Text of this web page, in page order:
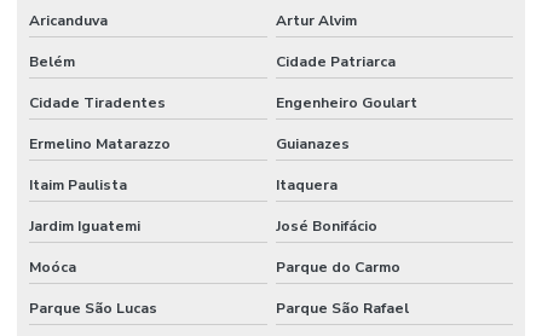
PATRIMONIAL
PATRIMONIAL
PESSOAL
CELEBRIDADES
SEGURANÇA
PARA
Aricanduva Artur Alvim
Belém Cidade Patriarca
Cidade Tiradentes Engenheiro Goulart
Ermelino Matarazzo Guianazes
Itaim Paulista Itaquera
Jardim Iguatemi José Bonifácio
Moóca Parque do Carmo
Parque São Lucas Parque São Rafael